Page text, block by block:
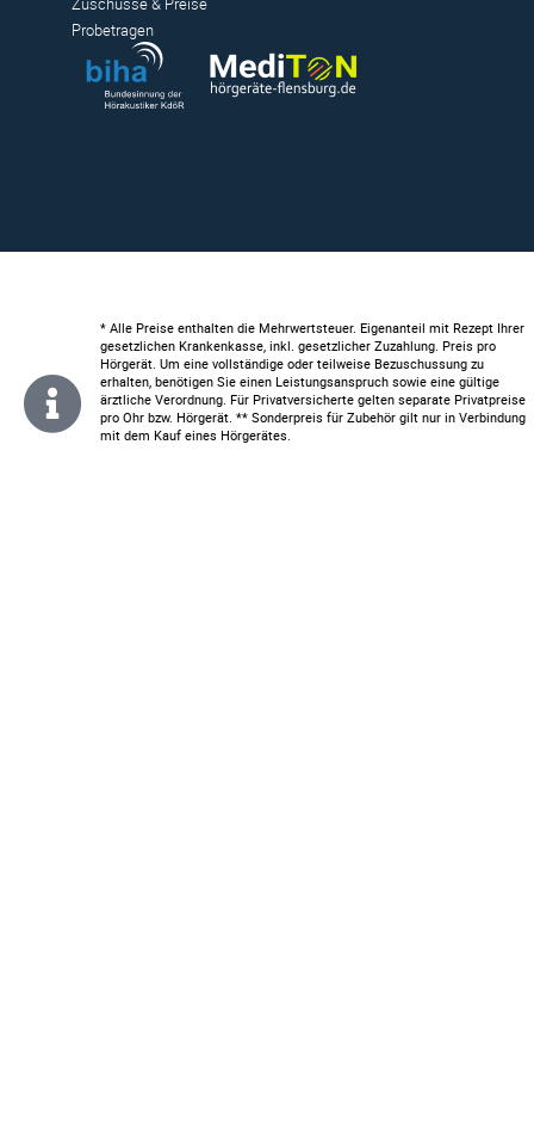
Probetragen
* Alle Preise enthalten die Mehrwertsteuer. Eigenanteil mit Rezept Ihrer
gesetzlichen Krankenkasse, inkl. gesetzlicher Zuzahlung. Preis pro
Hörgerät. Um eine vollständige oder teilweise Bezuschussung zu
erhalten, benötigen Sie einen Leistungsanspruch sowie eine gültige
ärztliche Verordnung. Für Privatversicherte gelten separate Privatpreise
pro Ohr bzw. Hörgerät. ** Sonderpreis für Zubehör gilt nur in Verbindung
mit dem Kauf eines Hörgerätes.